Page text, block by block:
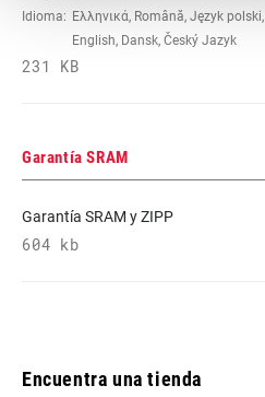
Idioma: Ελληνικά, Română, Język polski,
English, Dansk, Český Jazyk
231 KB
Garantía SRAM
Garantía SRAM y ZIPP
604 kb
Encuentra una tienda